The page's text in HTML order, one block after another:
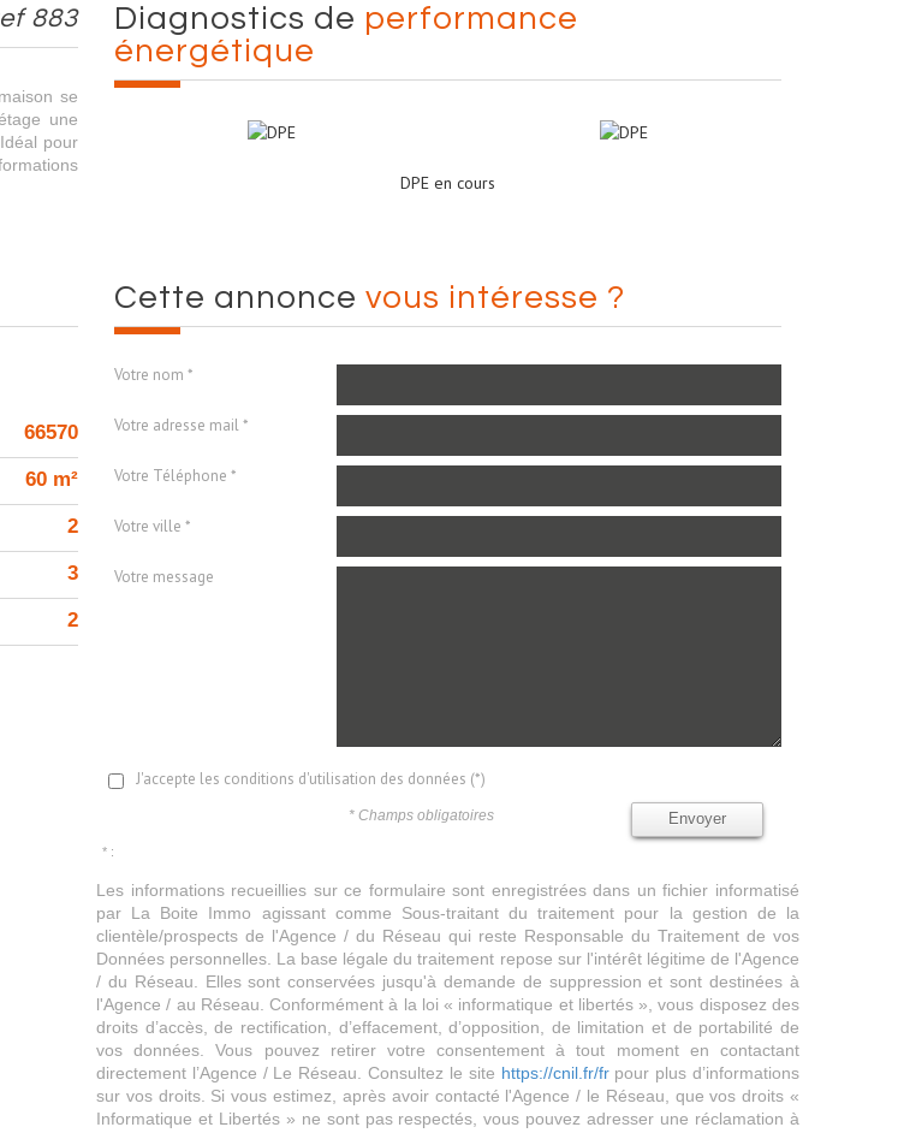
883
se
une
pour
diagnostics de performance
énergétique
DPE en cours
66570
60 m²
2
3
2
cette annonce vous intéresse ?
Votre nom *
Votre adresse mail *
Votre Téléphone *
Votre ville *
Votre message
J'accepte les conditions d'utilisation des données (*)
Envoyer
* Champs obligatoires
* :
Les informations recueillies sur ce formulaire sont enregistrées dans un fichier informatisé
par La Boite Immo agissant comme Sous-traitant du traitement pour la gestion de la
clientèle/prospects de l'Agence / du Réseau qui reste Responsable du Traitement de vos
Données personnelles. La base légale du traitement repose sur l'intérêt légitime de l'Agence
/ du Réseau. Elles sont conservées jusqu'à demande de suppression et sont destinées à
l'Agence / au Réseau. Conformément à la loi « informatique et libertés », vous disposez des
droits d’accès, de rectification, d’effacement, d’opposition, de limitation et de portabilité de
vos données. Vous pouvez retirer votre consentement à tout moment en contactant
directement l’Agence / Le Réseau. Consultez le site https://cnil.fr/frpour plus d’informations
sur vos droits. Si vous estimez, après avoir contacté l'Agence / le Réseau, que vos droits «
Informatique et Libertés » ne sont pas respectés, vous pouvez adresser une réclamation à